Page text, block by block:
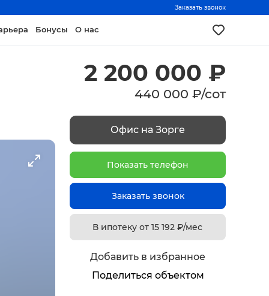
Заказать звонок
Бонусы О нас
2 200 000 ₽
440 000 ₽/сот
Офис на Зорге
Показать телефон
Заказать звонок
В ипотеку от 15 192 ₽/мес
Добавить в избранное
Поделиться объектом